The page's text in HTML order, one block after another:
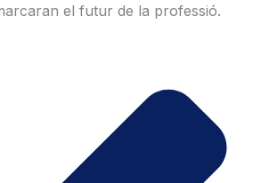
el futur de la professió.